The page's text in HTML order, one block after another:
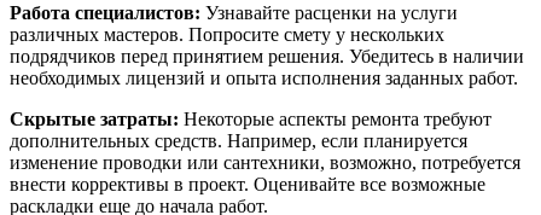
Работа специалистов: Узнавайте расценки на услуги
различных мастеров. Попросите смету у нескольких
подрядчиков перед принятием решения. Убедитесь в наличии
необходимых лицензий и опыта исполнения заданных работ.
Скрытые затраты: Некоторые аспекты ремонта требуют
дополнительных средств. Например, если планируется
изменение проводки или сантехники, возможно, потребуется
внести коррективы в проект. Оценивайте все возможные
раскладки еще до начала работ.